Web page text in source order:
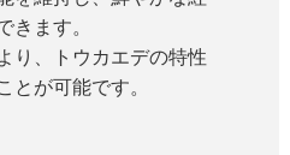
ます。
り、トウカエデの特性
とが可能です。